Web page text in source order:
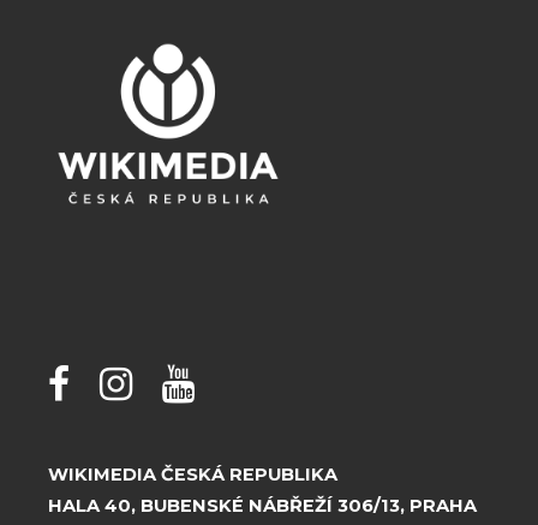
WIKIMEDIA ČESKÁ REPUBLIKA
HALA 40, BUBENSKÉ NÁBŘEŽÍ 306/13, PRAHA